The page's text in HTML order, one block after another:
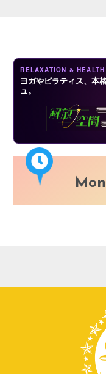
RELAXATION & HEALTH
ヨガやピラティス、本
ュ。